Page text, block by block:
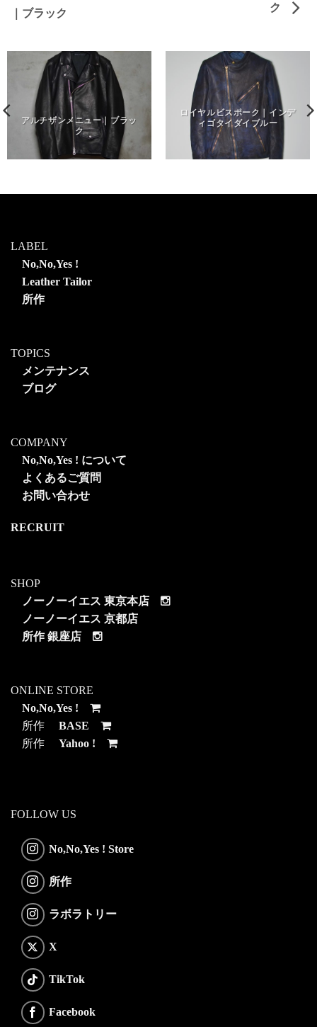
｜ブラック
ク
アルチザンメニュー｜ブラッ
ク
ロイヤルビスポーク｜インデ
ィゴタイダイブルー
LABEL
No,No,Yes !
Leather Tailor
所作
TOPICS
メンテナンス
ブログ
COMPANY
No,No,Yes ! について
よくあるご質問
お問い合わせ
RECRUIT
SHOP
ノーノーイエス 東京本店
ノーノーイエス 京都店
所作 銀座店
ONLINE STORE
No,No,Yes !
所作 BASE
所作 Yahoo !
FOLLOW US
No,No,Yes ! Store
所作
ラボラトリー
X
TikTok
Facebook